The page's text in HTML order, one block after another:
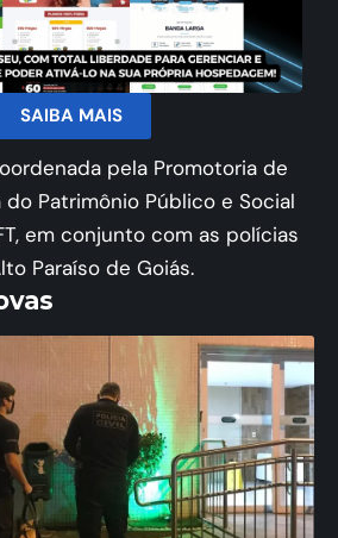
SAIBA MAIS
pela Promotoria de
Patrimônio Público e Social
em conjunto com as polícias
Paraíso de Goiás.